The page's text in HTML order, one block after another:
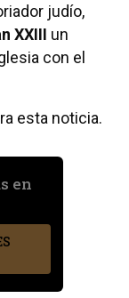
judío,
XXIII un
con el
esta noticia.
en